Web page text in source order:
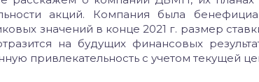
акций. Компания была
значений в конце 2021 г. размер
на будущих финансовых
привлекательность с учетом текущей